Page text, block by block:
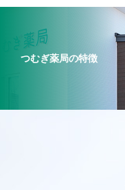
つむぎ薬局の特徴